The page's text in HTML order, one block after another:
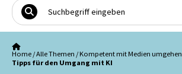
Home /Alle Themen /Kompetent mit Medien umgehen
Tipps für den Umgang mit KI